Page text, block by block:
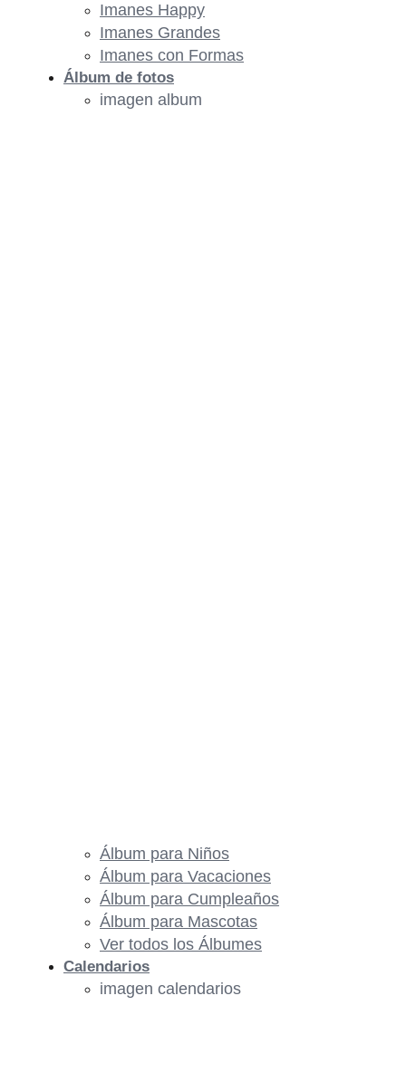
Imanes Happy
Imanes Grandes
Imanes con Formas
Álbum de fotos
imagen album
Álbum para Niños
Álbum para Vacaciones
Álbum para Cumpleaños
Álbum para Mascotas
Ver todos los Álbumes
Calendarios
imagen calendarios